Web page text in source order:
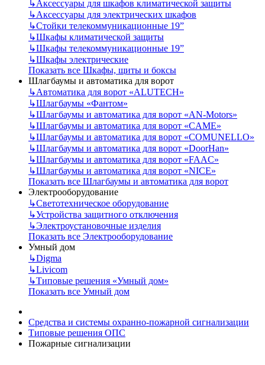
↳Аксессуары для шкафов климатической защиты
↳Аксессуары для электрических шкафов
↳Стойки телекоммуникационные 19”
↳Шкафы климатической защиты
↳Шкафы телекоммуникационные 19”
↳Шкафы электрические
Показать все Шкафы, щиты и боксы
Шлагбаумы и автоматика для ворот
↳Автоматика для ворот «ALUTECH»
↳Шлагбаумы «Фантом»
↳Шлагбаумы и автоматика для ворот «AN-Motors»
↳Шлагбаумы и автоматика для ворот «CAME»
↳Шлагбаумы и автоматика для ворот «COMUNELLO»
↳Шлагбаумы и автоматика для ворот «DoorHan»
↳Шлагбаумы и автоматика для ворот «FAAC»
↳Шлагбаумы и автоматика для ворот «NICE»
Показать все Шлагбаумы и автоматика для ворот
Электрооборудование
↳Светотехническое оборудование
↳Устройства защитного отключения
↳Электроустановочные изделия
Показать все Электрооборудование
Умный дом
↳Digma
↳Livicom
↳Типовые решения «Умный дом»
Показать все Умный дом
Средства и системы охранно-пожарной сигнализации
Типовые решения ОПС
Пожарные сигнализации